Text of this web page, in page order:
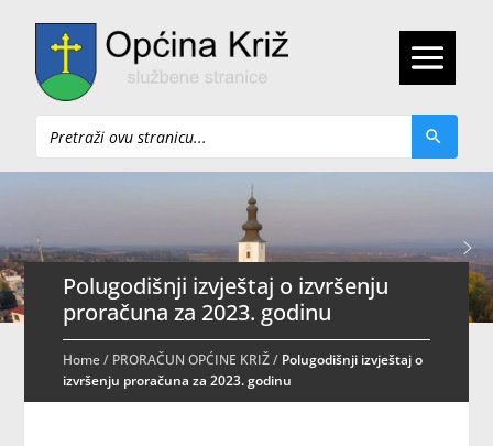
Pretraži
Polugodišnji izvještaj o izvršenju
proračuna za 2023. godinu
Home/ PRORAČUN OPĆINE KRIŽ/ Polugodišnji izvještaj o
izvršenju proračuna za 2023. godinu